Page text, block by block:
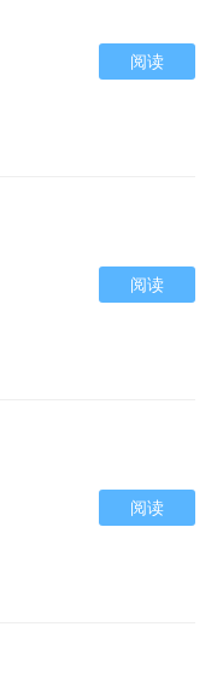
阅读
阅读
阅读